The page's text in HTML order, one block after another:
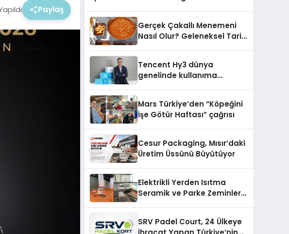
Paylaş
Gerçek Çakallı Menemeni
Nasıl Olur? Geleneksel Tarif
Tencent Hy3 dünya
genelinde kullanıma
Mars Türkiye’den “Köpeğini
İşe Götür Haftası” çağrısı
Cesur Packaging, Mısır’daki
Üretim Üssünü Büyütüyor
Elektrikli Yerden Isıtma
Seramik ve Parke Zeminler
SRV Padel Court, 24 Ülkeye